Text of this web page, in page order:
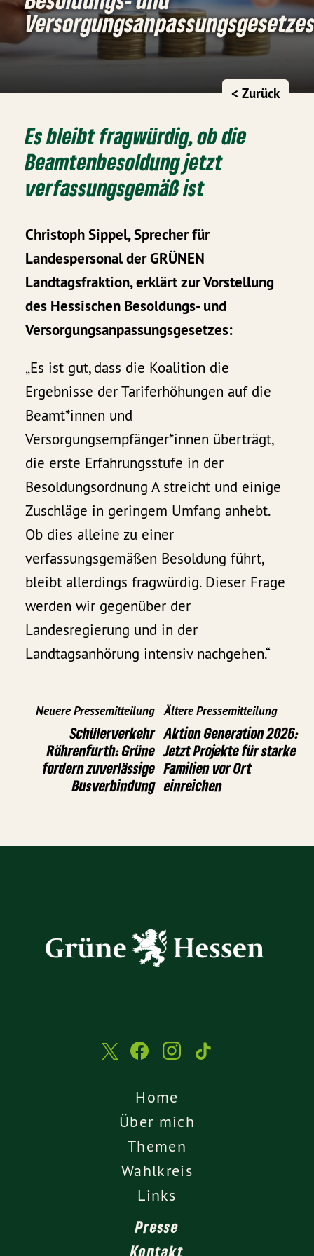
< Zurück
Es bleibt fragwürdig, ob die
Beamtenbesoldung jetzt
verfassungsgemäß ist
Christoph Sippel, Sprecher für
Landespersonal der GRÜNEN
Landtagsfraktion, erklärt zur Vorstellung
des Hessischen Besoldungs- und
Versorgungsanpassungsgesetzes:
„Es ist gut, dass die Koalition die
Ergebnisse der Tariferhöhungen auf die
Beamt*innen und
Versorgungsempfänger*innen überträgt,
die erste Erfahrungsstufe in der
Besoldungsordnung A streicht und einige
Zuschläge in geringem Umfang anhebt.
Ob dies alleine zu einer
verfassungsgemäßen Besoldung führt,
bleibt allerdings fragwürdig. Dieser Frage
werden wir gegenüber der
Landesregierung und in der
Landtagsanhörung intensiv nachgehen.“
Neuere Pressemitteilung
Schülerverkehr
Röhrenfurth: Grüne
fordern zuverlässige
Busverbindung
Ältere Pressemitteilung
Aktion Generation 2026:
Jetzt Projekte für starke
Familien vor Ort
einreichen
Home
Über mich
Themen
Wahlkreis
Links
Presse
Kontakt